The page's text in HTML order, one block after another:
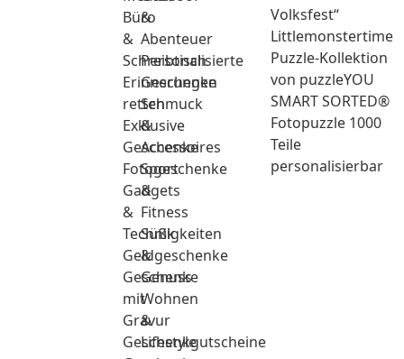
Büro
&
Schreibtisch
Erinnerungen
retten
Exklusive
Geschenke
Fotogeschenke
Gadgets
&
Technik
Geldgeschenke
Geschenke
mit
Gravur
Geschenkgutscheine
&
Abenteuer
Personalisierte
Geschenke
Schmuck
&
Accessoires
Sport
&
Fitness
Süßigkeiten
&
Genuss
Wohnen
&
Lifestyle
Volksfest“
Littlemonstertime
Puzzle-Kollektion
von puzzleYOU
SMART SORTED®
Fotopuzzle 1000
Teile
personalisierbar